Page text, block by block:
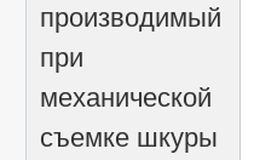
производимый
при
механической
съемке шкуры